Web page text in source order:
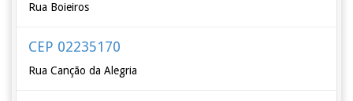
Rua Boieiros
CEP 02235170
Rua Canção da Alegria